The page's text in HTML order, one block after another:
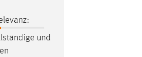
und